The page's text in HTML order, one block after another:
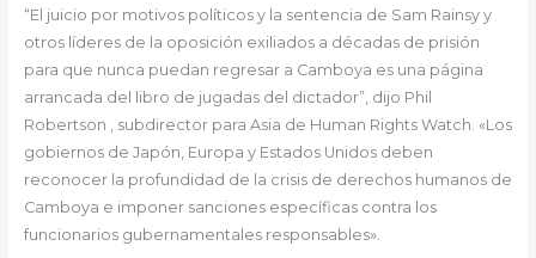
“El juicio por motivos políticos y la sentencia de Sam Rainsy y
otros líderes de la oposición exiliados a décadas de prisión
para que nunca puedan regresar a Camboya es una página
arrancada del libro de jugadas del dictador”, dijo Phil
Robertson , subdirector para Asia de Human Rights Watch. «Los
gobiernos de Japón, Europa y Estados Unidos deben
reconocer la profundidad de la crisis de derechos humanos de
Camboya e imponer sanciones específicas contra los
funcionarios gubernamentales responsables».